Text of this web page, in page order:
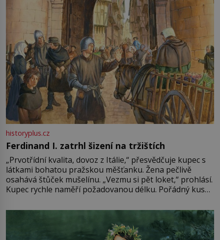
historyplus.cz
Ferdinand I. zatrhl šizení na tržištích
„Prvotřídní kvalita, dovoz z Itálie,“ přesvědčuje kupec s
látkami bohatou pražskou měšťanku. Žena pečlivě
osahává štůček mušelínu. „Vezmu si pět loket,“ prohlásí.
Kupec rychle naměří požadovanou délku. Pořádný kus
milostpaní. Stačí jenom na sukni,“ zhodnotí švadlena
množství růžového mušelínu. „Ošidili vás, podívejte.“